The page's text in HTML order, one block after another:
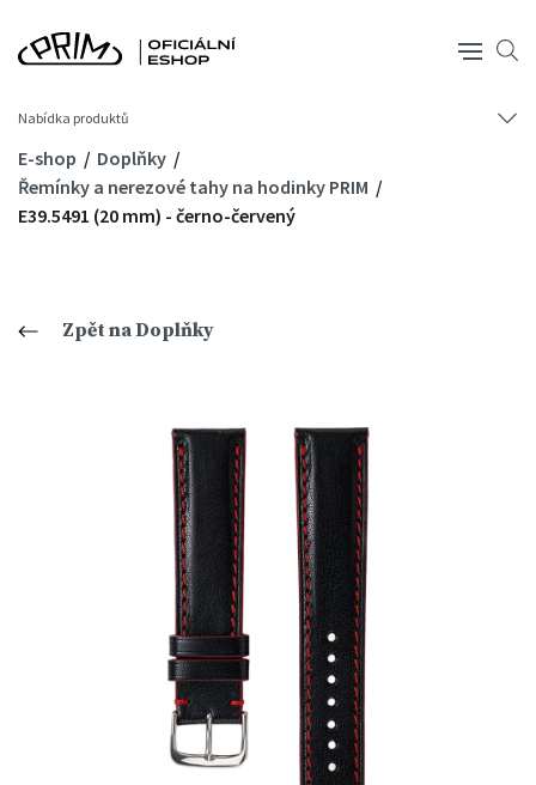
Nabídka produktů
E-shop
Doplňky
Řemínky a nerezové tahy na hodinky PRIM
E39.5491 (20 mm) - černo-červený
Zpět na Doplňky